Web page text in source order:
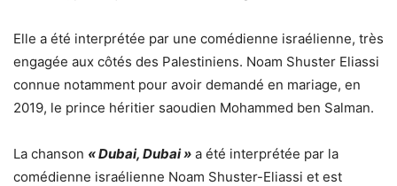
Elle a été interprétée par une comédienne israélienne, très
engagée aux côtés des Palestiniens. Noam Shuster Eliassi
connue notamment pour avoir demandé en mariage, en
2019, le prince héritier saoudien Mohammed ben Salman.
La chanson « Dubai, Dubai » a été interprétée par la
comédienne israélienne Noam Shuster-Eliassi et est